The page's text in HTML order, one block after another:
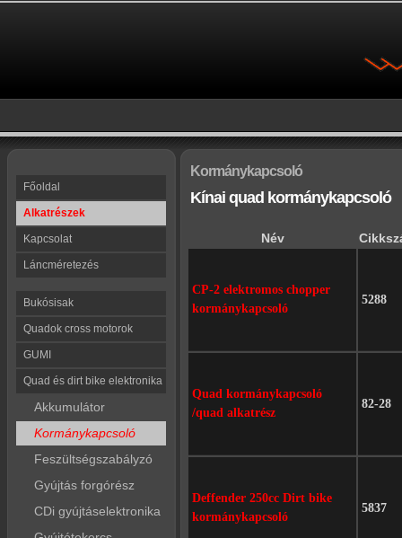
Főoldal
Alkatrészek
Kapcsolat
Láncméretezés
Bukósisak
Quadok cross motorok
GUMI
Quad és dirt bike elektronika
Akkumulátor
Kormánykapcsoló
Feszültségszabályzó
Gyújtás forgórész
CDi gyújtáselektronika
Kormánykapcsoló
Kínai quad kormánykapcsoló
Név
CP-2 elektromos chopper
kormánykapcsoló
5288
Quad kormánykapcsoló
/quad alkatrész
82-28
Deffender 250cc Dirt bike
kormánykapcsoló
5837